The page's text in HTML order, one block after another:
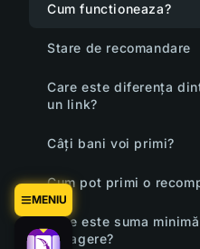
MENIU
Cum functioneaza?
Stare de recomandare
Care este diferența
un link?
Câți bani voi primi?
Cum pot primi o
Care este suma
retragere?